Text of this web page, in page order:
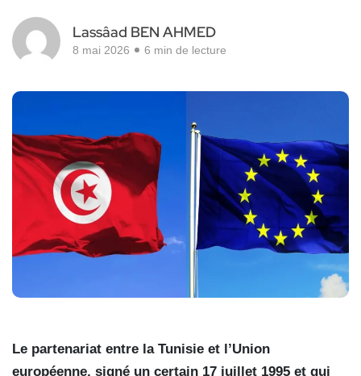
Lassâad BEN AHMED
8 mai 2026 6 min de lecture
Le partenariat entre la Tunisie et l’Union
européenne, signé un certain 17 juillet 1995 et qui